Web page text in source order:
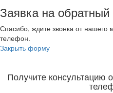
Часы
Свернуть категории
Свернуть категории
Заявка на
Спасибо, ждите звонка от нашего
телефон.
Закрыть форму
Получите консультацию